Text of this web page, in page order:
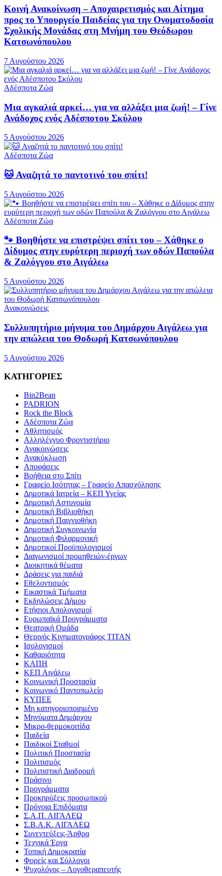
Κοινή Ανακοίνωση – Αποχαιρετισμός και Αίτημα
προς το Υπουργείο Παιδείας για την Ονοματοδοσία
Σχολικής Μονάδας στη Μνήμη του Θεόδωρου
Κατσωνόπουλου
7 Αυγούστου 2026
Αδέσποτα Ζώα
Μια αγκαλιά αρκεί… για να αλλάξει μια ζωή! – Γίνε
Ανάδοχος ενός Αδέσποτου Σκύλου
5 Αυγούστου 2026
Αδέσποτα Ζώα
🐱 Αναζητά το παντοτινό του σπίτι!
5 Αυγούστου 2026
Αδέσποτα Ζώα
🐾 Βοηθήστε να επιστρέψει σπίτι του – Χάθηκε ο
Δίδυμος στην ευρύτερη περιοχή των οδών Παπούλα
& Ζαλόγγου στο Αιγάλεω
5 Αυγούστου 2026
Ανακοινώσεις
Συλλυπητήριο μήνυμα του Δημάρχου Αιγάλεω για
την απώλεια του Θοδωρή Κατσωνόπουλου
5 Αυγούστου 2026
ΚΑΤΗΓΟΡΙΕΣ
Bin2Bean
PADRION
Rock the Block
Αδέσποτα Ζώα
Αθλητισμός
Αλληλέγγυο Φροντιστήριο
Ανακοινώσεις
Ανακύκλωση
Αποφάσεις
Βοήθεια στο Σπίτι
Γραφείο Ισότητας – Γραφείο Απασχόλησης
Δημοτικά Ιατρεία – ΚΕΠ Υγείας
Δημοτική Αστυνομία
Δημοτική Βιβλιοθήκη
Δημοτική Παιγνιοθήκη
Δημοτική Συγκοινωνία
Δημοτική Φιλαρμονική
Δημοτικοί Προϋπολογισμοί
Διαγωνισμοί προμηθειών-έργων
Διοικητικά θέματα
Δράσεις για παιδιά
Εθελοντισμός
Εικαστικά Τμήματα
Εκδηλώσεις Δήμου
Ετήσιοι Απολογισμοί
Ευρωπαϊκά Προγράμματα
Θεατρική Ομάδα
Θερινός Κινηματογράφος ΤΙΤΑΝ
Ισολογισμοί
Καθαριότητα
ΚΑΠΗ
ΚΕΠ Αιγάλεω
Κοινωνική Προστασία
Κοινωνικό Παντοπωλείο
ΚΥΠΕΕ
Μη κατηγοριοποιημένο
Μηνύματα Δημάρχου
Μικρο-θερμοκοιτίδα
Παιδεία
Παιδικοί Σταθμοί
Πολιτική Προστασία
Πολιτισμός
Πολιτιστική Διαδρομή
Πράσινο
Προγράμματα
Προκηρύξεις προσωπικού
Πρόνοια Επιδόματα
Σ.Α.Π. ΑΙΓΑΛΕΩ
Σ.Β.Α.Κ. ΑΙΓΑΛΕΩ
Συνεντεύξεις-Άρθρα
Τεχνικά Έργα
Τοπική Δημοκρατία
Φορείς και Σύλλογοι
Ψυχολόγος – Λογοθεραπευτής